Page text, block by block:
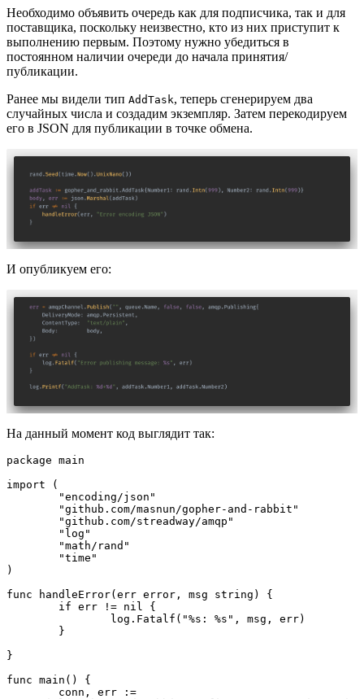
Необходимо объявить очередь как для подписчика, так и для
поставщика, поскольку неизвестно, кто из них приступит к
выполнению первым. Поэтому нужно убедиться в
постоянном наличии очереди до начала принятия/
публикации.
Ранее мы видели тип AddTask, теперь сгенерируем два
случайных числа и создадим экземпляр. Затем перекодируем
его в JSON для публикации в точке обмена.
И опубликуем его:
На данный момент код выглядит так:
package main
import (
)
func handleError(err error, msg string) {
}
func main() {